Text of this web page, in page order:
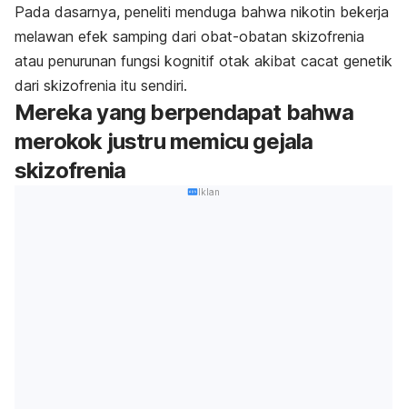
Pada dasarnya, peneliti menduga bahwa nikotin bekerja
melawan efek samping dari obat-obatan skizofrenia
atau penurunan fungsi kognitif otak akibat cacat genetik
dari skizofrenia itu sendiri.
Mereka yang berpendapat bahwa
merokok justru memicu gejala
skizofrenia
Iklan